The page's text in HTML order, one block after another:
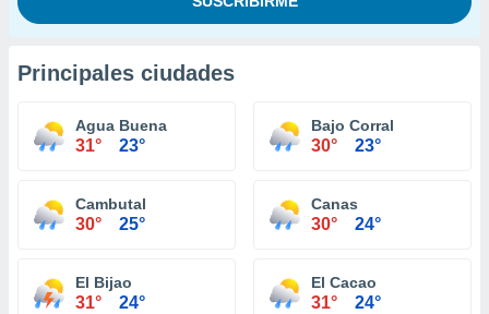
Principales ciudades
Agua Buena
31° 23°
Bajo Corral
30° 23°
Cambutal
30° 25°
Canas
30° 24°
El Bijao
31° 24°
El Cacao
31° 24°